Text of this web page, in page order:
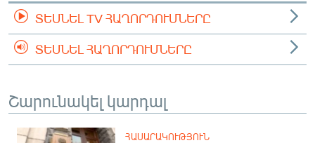
ՏԵՍՆԵԼ TV ՀԱՂՈՐԴՈՒՄՆԵՐԸ
ՏԵՍՆԵԼ ՀԱՂՈՐԴՈՒՄՆԵՐԸ
Շարունակել կարդալ
ՀԱՍԱՐԱԿՈՒԹՅՈՒՆ